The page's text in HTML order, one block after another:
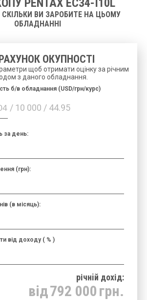
PENTAX EC34-I10L
СКІЛЬКИ ВИ ЗАРОБИТЕ НА ЦЬОМУ
ОБЛАДНАННІ
ОКУПНОСТІ
щоб отримати оцінку за річним
з даного обладнання.
/ 10 000 / 44.95
б/в обладнання (USD/грн/курс)
за день:
(грн):
(в місяць):
від доходу ( % )
річнiй дохід:
від792 000 грн.